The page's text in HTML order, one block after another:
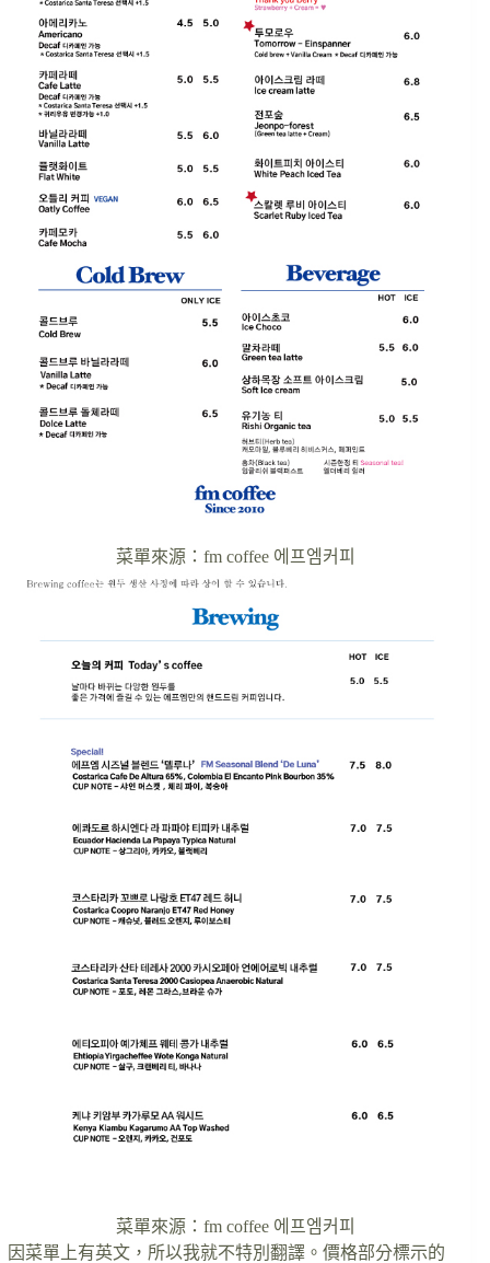
菜單來源：fm coffee 에프엠커피
菜單來源：fm coffee 에프엠커피
因菜單上有英文，所以我就不特別翻譯。價格部分標示的